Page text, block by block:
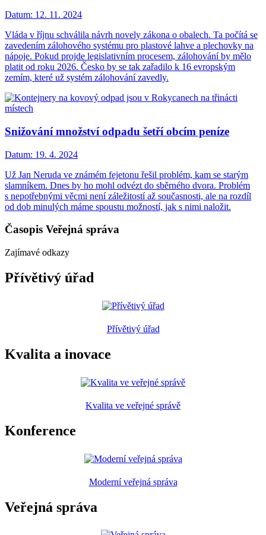
Datum: 12. 11. 2024
Vláda v říjnu schválila návrh novely zákona o obalech. Ta počítá se
zavedením zálohového systému pro plastové lahve a plechovky na
nápoje. Pokud projde legislativním procesem, zálohování by mělo
platit od roku 2026. Česko by se tak zařadilo k 16 evropským
zemím, které už systém zálohování zavedly.
Snižování množství odpadu šetří obcím peníze
Datum: 19. 4. 2024
Už Jan Neruda ve známém fejetonu řešil problém, kam se starým
slamníkem. Dnes by ho mohl odvézt do sběrného dvora. Problém
s nepotřebnými věcmi není záležitostí až současnosti, ale na rozdíl
od dob minulých máme spoustu možností, jak s nimi naložit.
Časopis Veřejná správa
Zajímavé odkazy
Přívětivý úřad
Přívětivý úřad
Kvalita a inovace
Kvalita ve veřejné správě
Konference
Moderní veřejná správa
Veřejná správa